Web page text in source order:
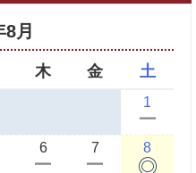
月
木 金 土
1
ー
6
ー
7
ー
8
◎